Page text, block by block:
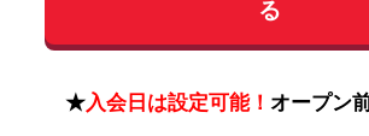
る
★入会日は設定可能！ オープン